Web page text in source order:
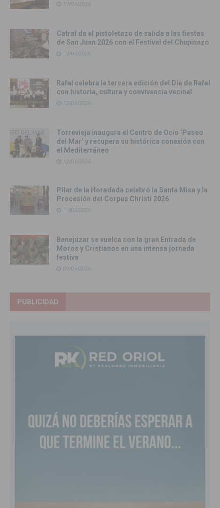
17/06/2026
Catral da el pistoletazo de salida a las fiestas
de San Juan 2026 con el Festival del Chupinazo
13/06/2026
Rafal celebra la tercera edición del Día de Rafal
con historia, cultura y convivencia vecinal
13/06/2026
Torrevieja inaugura el Centro de Ocio ‘Paseo
del Mar’ y recupera su histórica conexión con
el Mediterráneo
12/06/2026
Pilar de la Horadada celebró la Santa Misa y la
Procesión del Corpus Christi 2026
11/06/2026
Benejúzar se vuelca con la gran Entrada de
Moros y Cristianos en una intensa jornada
festiva
09/06/2026
PUBLICIDAD